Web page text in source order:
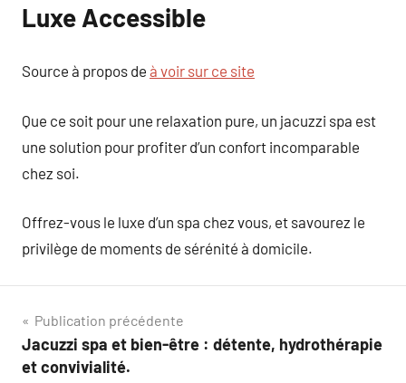
Luxe Accessible
Source à propos de à voir sur ce site
Que ce soit pour une relaxation pure, un jacuzzi spa est
une solution pour profiter d’un confort incomparable
chez soi.
Offrez-vous le luxe d’un spa chez vous, et savourez le
privilège de moments de sérénité à domicile.
Navigation
de
Publication précédente
Jacuzzi spa et bien-être : détente, hydrothérapie
et convivialité.